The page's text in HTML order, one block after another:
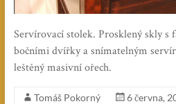
Servírovací stolek. Prosklený skly s
bočními dvířky a snímatelným
leštěný masivní ořech.
Tomáš Pokorný 6 června,